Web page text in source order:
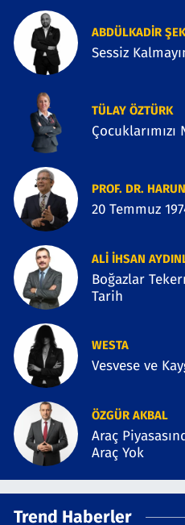
ABDÜLKADIR
Sessiz
TÜLAY ÖZTÜRK
Çocuklarımızı
PROF. DR.
20 Temmuz
ALI İHSAN
Boğazlar
Tarih
WESTA
Vesvese ve
ÖZGÜR AKBAL
Araç
Araç Yok
Trend Haberler